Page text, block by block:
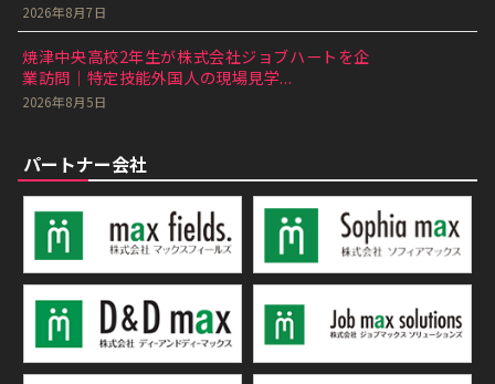
2026年8月7日
焼津中央高校2年生が株式会社ジョブハートを企
業訪問｜特定技能外国人の現場見学...
2026年8月5日
パートナー会社